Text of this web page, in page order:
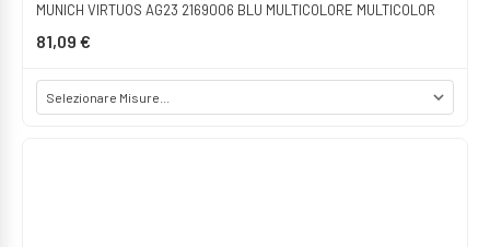
MUNICH VIRTUOS AG23 2169006 BLU MULTICOLORE MULTICOLOR
81,09 €